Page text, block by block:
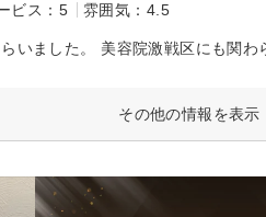
ビス：5 雰囲気：4.5
その他の情報を表示